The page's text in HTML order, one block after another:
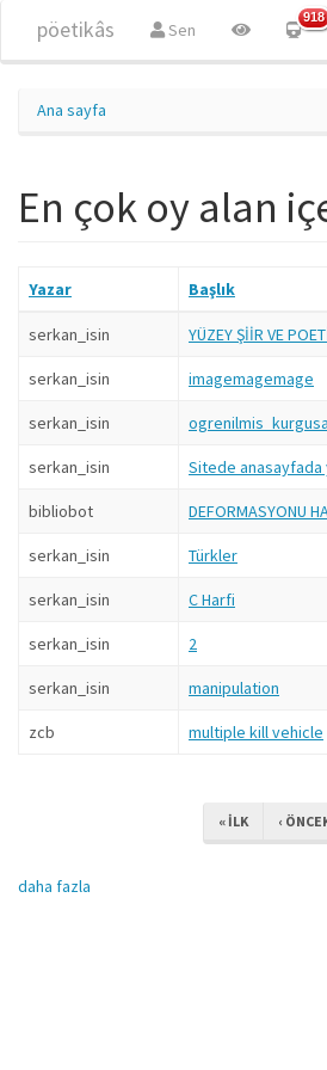
pöetikâs Sen
918
Ana sayfa
En çok oy alan
Yazar Başlık
serkan_isin YÜZEY ŞİİR VE
serkan_isin imagemagemage
serkan_isin
serkan_isin Sitede
bibliobot DEFORMASYONU
serkan_isin Türkler
serkan_isin C Harfi
serkan_isin 2
serkan_isin manipulation
zcb multiple kill vehicle
« ILK ‹
daha fazla